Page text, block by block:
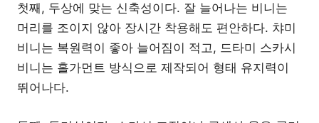
첫째, 두상에 맞는 신축성이다. 잘 늘어나는 비니는
머리를 조이지 않아 장시간 착용해도 편안하다. 챠미
비니는 복원력이 좋아 늘어짐이 적고, 드타미 스카시
비니는 홀가먼트 방식으로 제작되어 형태 유지력이
뛰어나다.